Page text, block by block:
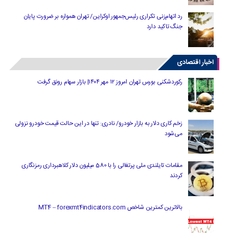
رد اتهام‌زنی تکراری رئیس‌جمهور اوکراین/ تهران همواره بر ضرورت پایان
جنگ تاکید دارد
اخبار اقتصادی
رکوردشکنی بورس تهران امروز ۱۲ مهر ۱۴۰۴| بازار سهام رونق گرفت
زخم کاری دلار به بازار خودرو/ نادری: تنها در این حالت قیمت خودرو نزولی
می‌شود
مقامات تایلندی ملی پرتغالی را با 580 میلیون دلار کلاهبرداری رمزنگاری
کردند
بالاترین کمترین شاخص MT4 – forexmt4indicators.com